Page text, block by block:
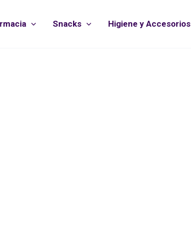
Snacks Higiene y Accesorios